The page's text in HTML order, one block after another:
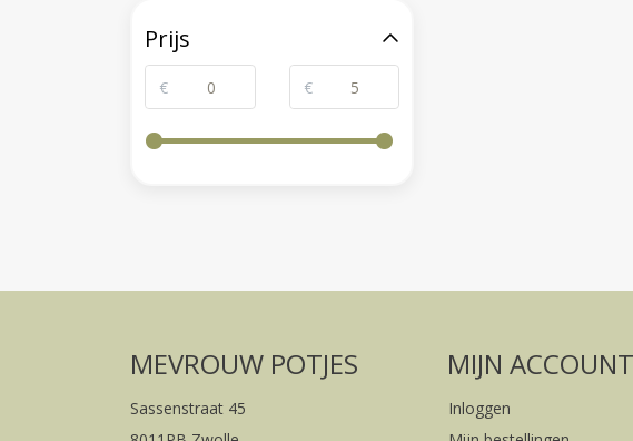
Prijs
€ €
MEVROUW POTJES
Sassenstraat 45
MIJN ACCOUNT
Inloggen